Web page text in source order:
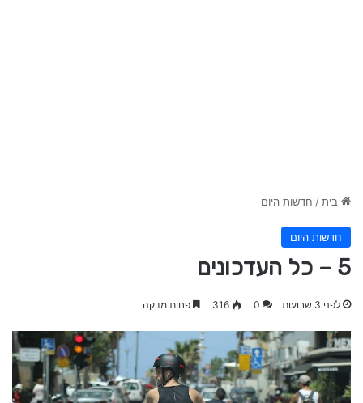
בית/ חדשות היום
חדשות היום
5 – כל העדכונים
לפני 3 שבועות 0
316 פחות מדקה